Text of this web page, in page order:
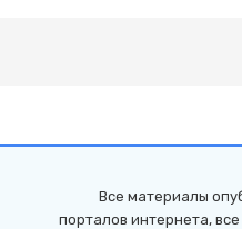
Все материалы
порталов интернета,